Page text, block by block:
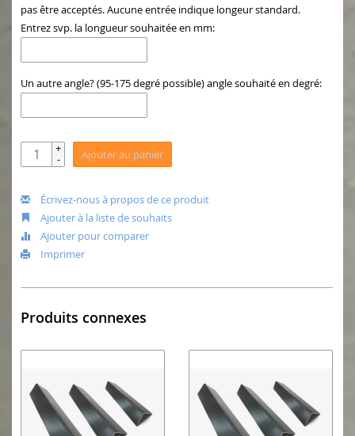
pas être acceptés. Aucune entrée indique longeur standard.
Entrez svp. la longueur souhaitée en mm:
Un autre angle? (95-175 degré possible) angle souhaité en degré:
+
- Ajouter au panier
Écrivez-nous à propos de ce produit
Ajouter à la liste de souhaits
Ajouter pour comparer
Imprimer
Produits connexes